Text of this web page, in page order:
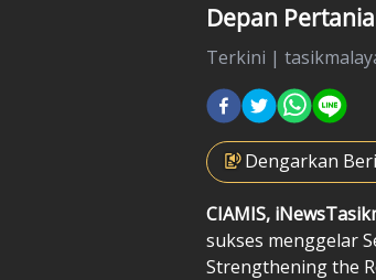
Depan
Terkini |
Dengarkan
CIAMIS,
sukses menggelar
Strengthening the